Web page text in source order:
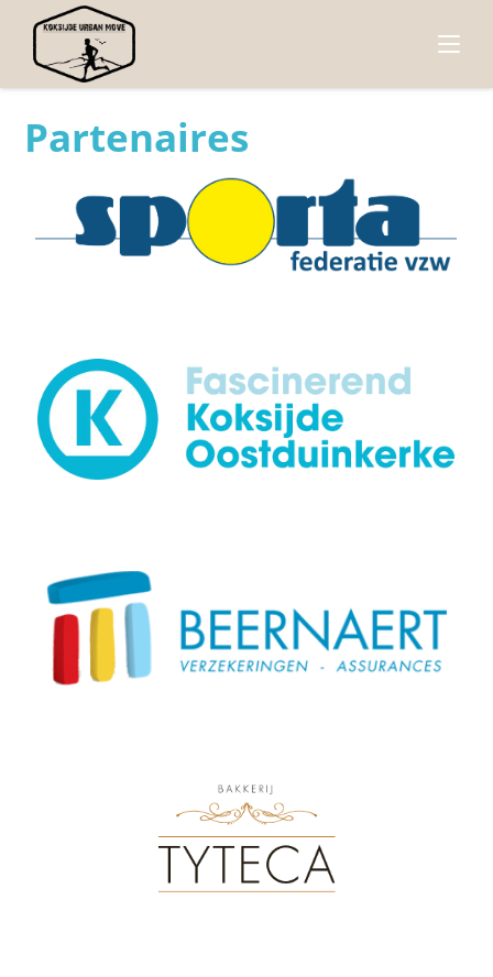
Partenaires